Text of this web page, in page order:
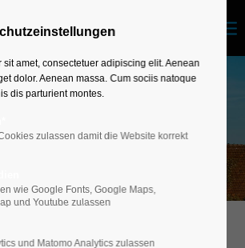
sit amet, consectetuer adipiscing elit. Aenean
dolor. Aenean massa. Cum sociis natoque
dis parturient montes.
zulassen damit die Website korrekt
wie Google Fonts, Google Maps,
und Youtube zulassen
und Matomo Analytics zulassen